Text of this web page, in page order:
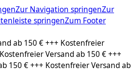
Zur Navigation springenZur
springenZum Footer
ab 150 € +++ Kostenfreier
Versand ab 150 € +++
150 € +++ Kostenfreier Versand ab